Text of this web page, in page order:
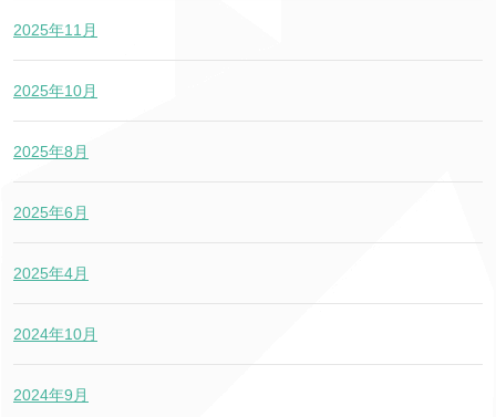
2025年11月
2025年10月
2025年8月
2025年6月
2025年4月
2024年10月
2024年9月